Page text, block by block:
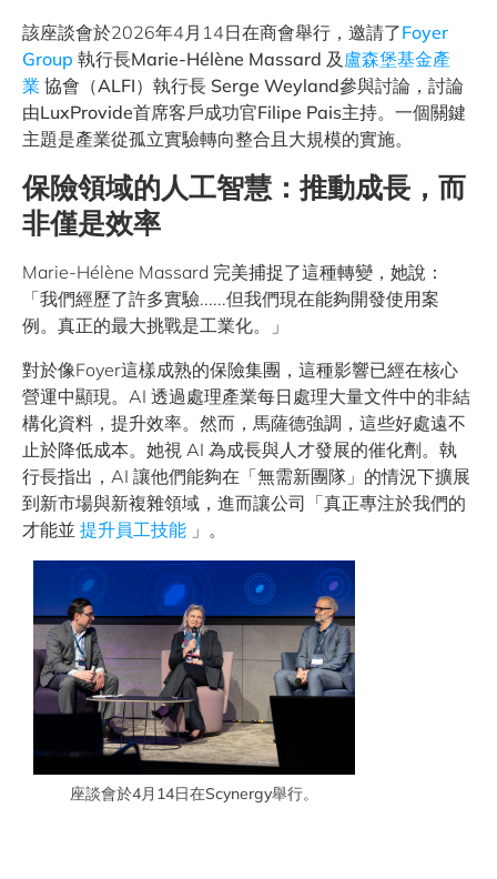
該座談會於2026年4月14日在商會舉行，邀請了Foyer
Group 執行長Marie-Hélène Massard 及 盧森堡基金產
業 協會（ALFI） 執行長 Serge Weyland參與討論，討論
由LuxProvide首席客戶成功官Filipe Pais主持。 一個關鍵
主題是產業從孤立實驗轉向整合且大規模的實施。
保險領域的人工智慧：推動成長，而
非僅是效率
Marie-Hélène Massard 完美捕捉了這種轉變，她說：
「我們經歷了許多實驗......但我們現在能夠開發使用案
例。真正的最大挑戰是工業化。」
對於像Foyer這樣成熟的保險集團，這種影響已經在核心
營運中顯現。AI 透過處理產業每日處理大量文件中的非結
構化資料，提升效率。然而，馬薩德強調，這些好處遠不
止於降低成本。她視 AI 為成長與人才發展的催化劑。執
行長指出，AI 讓他們能夠在「無需新團隊」的情況下擴展
到新市場與新複雜領域，進而讓公司「真正專注於我們的
才能並 提升員工技能 」。
座談會於4月14日在Scynergy舉行。